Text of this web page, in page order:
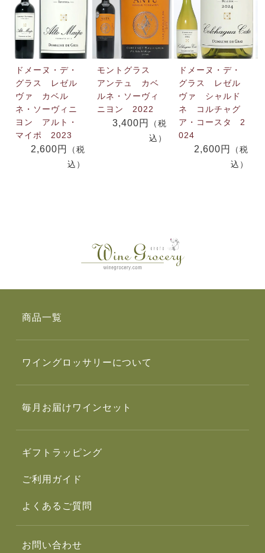
ドメーヌ・デ・
グラス レゼル
ヴァ カベル
ネ・ソーヴィニ
ヨン アルト・
マイポ 2023
2,600円
（税
込）
モントグラス
アンテュ カベ
ルネ・ソーヴィ
ニヨン 2022
3,400円
（税
込）
ドメーヌ・デ・
グラス レゼル
ヴァ シャルド
ネ コルチャグ
ア・コースタ 2
024
2,600円
（税
込）
商品一覧
ワイングロッサリーについて
毎月お届けワインセット
ギフトラッピング
ご利用ガイド
よくあるご質問
お問い合わせ